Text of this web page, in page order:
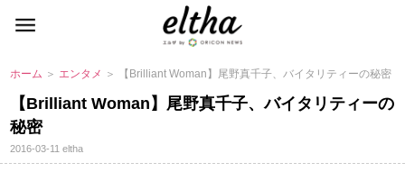
ホーム ＞ エンタメ ＞ 【Brilliant Woman】尾野真千子、バイタリティーの秘密
【Brilliant Woman】尾野真千子、バイタリティーの
秘密
2016-03-11eltha